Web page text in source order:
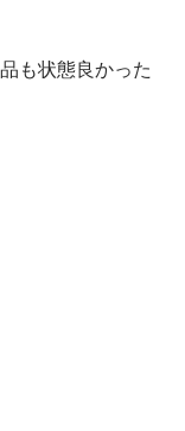
も状態良かった